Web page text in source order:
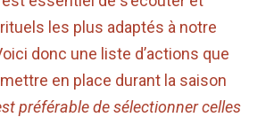
les plus adaptés à notre
donc une liste d’actions que
en place durant la saison
préférable de sélectionner celles